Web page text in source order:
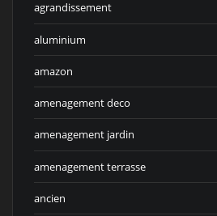
agrandissement
aluminium
amazon
amenagement deco
amenagement jardin
amenagement terrasse
ancien